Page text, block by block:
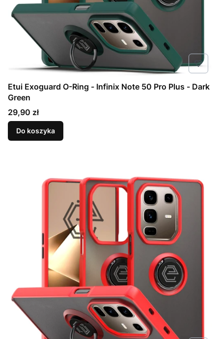
Etui Exoguard O-Ring - Infinix Note 50 Pro Plus - Dark
Green
Cena
29,90 zł
Do koszyka